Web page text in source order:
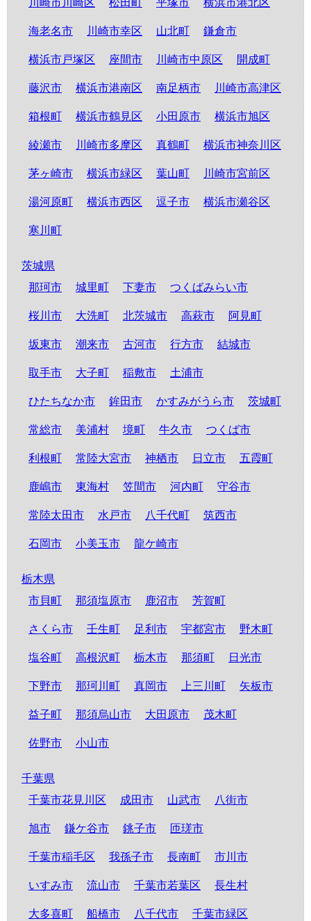
川崎市川崎区 松田町 平塚市 横浜市港北区
海老名市 川崎市幸区 山北町 鎌倉市
横浜市戸塚区 座間市 川崎市中原区 開成町
藤沢市 横浜市港南区 南足柄市 川崎市高津区
箱根町 横浜市鶴見区 小田原市 横浜市旭区
綾瀬市 川崎市多摩区 真鶴町 横浜市神奈川区
茅ヶ崎市 横浜市緑区 葉山町 川崎市宮前区
湯河原町 横浜市西区 逗子市 横浜市瀬谷区
寒川町
茨城県
那珂市
城里町 下妻市 つくばみらい市
桜川市 大洗町 北茨城市 高萩市 阿見町
坂東市 潮来市 古河市 行方市 結城市
取手市 大子町 稲敷市 土浦市
ひたちなか市 鉾田市 かすみがうら市 茨城町
常総市 美浦村 境町 牛久市 つくば市
利根町 常陸大宮市 神栖市 日立市 五霞町
鹿嶋市 東海村 笠間市 河内町 守谷市
常陸太田市 水戸市 八千代町 筑西市
石岡市 小美玉市 龍ケ崎市
栃木県
市貝町
那須塩原市 鹿沼市 芳賀町
さくら市 壬生町 足利市 宇都宮市 野木町
塩谷町 高根沢町 栃木市 那須町 日光市
下野市 那珂川町 真岡市 上三川町 矢板市
益子町 那須烏山市 大田原市 茂木町
佐野市 小山市
千葉県
千葉市花見川区
成田市 山武市 八街市
旭市 鎌ケ谷市 銚子市 匝瑳市
千葉市稲毛区 我孫子市 長南町 市川市
いすみ市 流山市 千葉市若葉区 長生村
大多喜町 船橋市 八千代市 千葉市緑区